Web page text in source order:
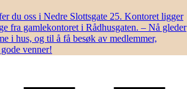
du oss i Nedre Slottsgate 25. Kontoret ligger
fra gamlekontoret i Rådhusgaten. – Nå gleder
i hus, og til å få besøk av medlemmer,
venner!